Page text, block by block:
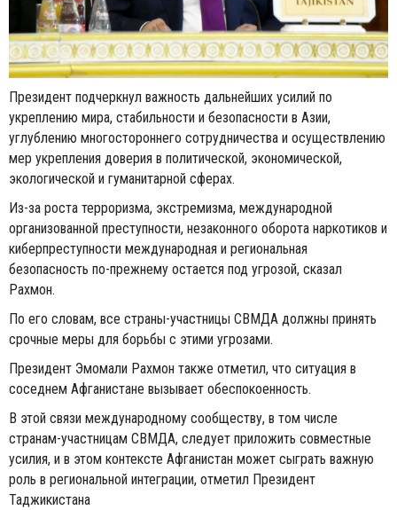
Президент подчеркнул важность дальнейших усилий по
укреплению мира, стабильности и безопасности в Азии,
углублению многостороннего сотрудничества и осуществлению
мер укрепления доверия в политической, экономической,
экологической и гуманитарной сферах.
Из-за роста терроризма, экстремизма, международной
организованной преступности, незаконного оборота наркотиков и
киберпреступности международная и региональная
безопасность по-прежнему остается под угрозой, сказал
Рахмон.
По его словам, все страны-участницы СВМДА должны принять
срочные меры для борьбы с этими угрозами.
Президент Эмомали Рахмон также отметил, что ситуация в
соседнем Афганистане вызывает обеспокоенность.
В этой связи международному сообществу, в том числе
странам-участницам СВМДА, следует приложить совместные
усилия, и в этом контексте Афганистан может сыграть важную
роль в региональной интеграции, отметил Президент
Таджикистана